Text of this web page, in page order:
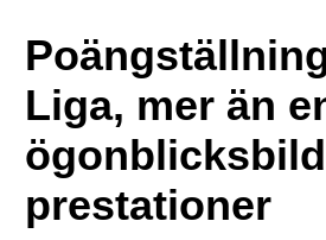
Liga, mer än
prestationer